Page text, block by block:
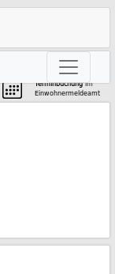
Terminbuchungim
Einwohnermeldeamt